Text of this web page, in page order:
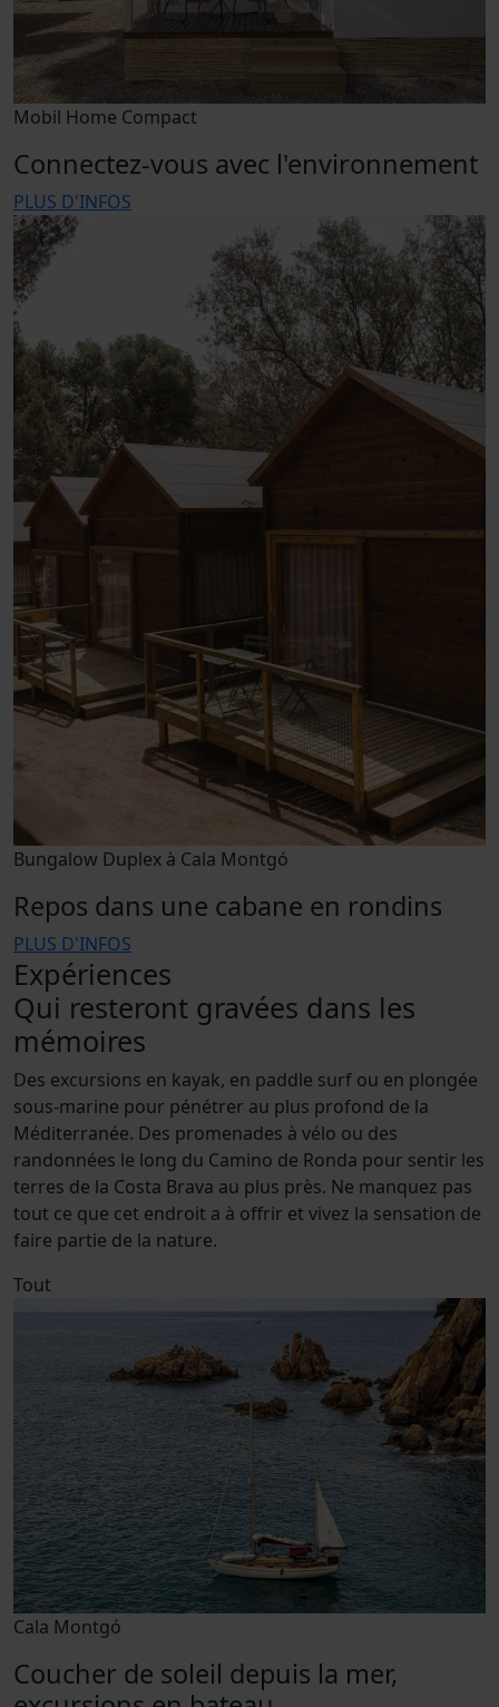
Mobil Home Compact
Connectez-vous avec l'environnement
PLUS D'INFOS
Bungalow Duplex à Cala Montgó
Repos dans une cabane en rondins
PLUS D'INFOS
Expériences
Qui resteront gravées dans les
mémoires
Des excursions en kayak, en paddle surf ou en plongée
sous-marine pour pénétrer au plus profond de la
Méditerranée. Des promenades à vélo ou des
randonnées le long du Camino de Ronda pour sentir les
terres de la Costa Brava au plus près. Ne manquez pas
tout ce que cet endroit a à offrir et vivez la sensation de
faire partie de la nature.
Tout
Cala Montgó
Coucher de soleil depuis la mer,